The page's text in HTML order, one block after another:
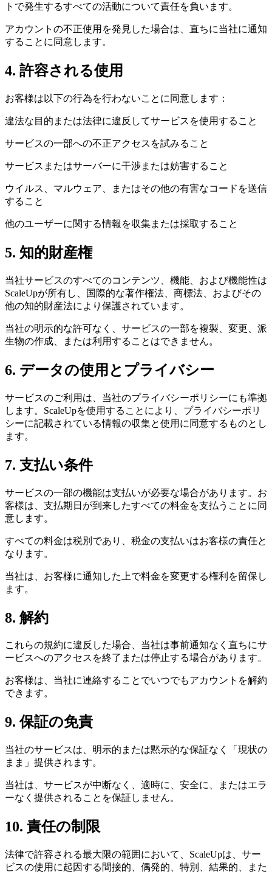
トで発生するすべての活動について責任を負います。
アカウントの不正使用を発見した場合は、直ちに当社に通知
することに同意します。
4. 許容される使用
お客様は以下の行為を行わないことに同意します：
違法な目的または法律に違反してサービスを使用すること
サービスの一部への不正アクセスを試みること
サービスまたはサーバーに干渉または妨害すること
ウイルス、マルウェア、またはその他の有害なコードを送信
すること
他のユーザーに関する情報を収集または採取すること
5. 知的財産権
当社サービスのすべてのコンテンツ、機能、および機能性は
ScaleUpが所有し、国際的な著作権法、商標法、およびその
他の知的財産法により保護されています。
当社の明示的な許可なく、サービスの一部を複製、変更、派
生物の作成、または利用することはできません。
6. データの使用とプライバシー
サービスのご利用は、当社のプライバシーポリシーにも準拠
します。ScaleUpを使用することにより、プライバシーポリ
シーに記載されている情報の収集と使用に同意するものとし
ます。
7. 支払い条件
サービスの一部の機能は支払いが必要な場合があります。お
客様は、支払期日が到来したすべての料金を支払うことに同
意します。
すべての料金は税別であり、税金の支払いはお客様の責任と
なります。
当社は、お客様に通知した上で料金を変更する権利を留保し
ます。
8. 解約
これらの規約に違反した場合、当社は事前通知なく直ちにサ
ービスへのアクセスを終了または停止する場合があります。
お客様は、当社に連絡することでいつでもアカウントを解約
できます。
9. 保証の免責
当社のサービスは、明示的または黙示的な保証なく「現状の
まま」提供されます。
当社は、サービスが中断なく、適時に、安全に、またはエラ
ーなく提供されることを保証しません。
10. 責任の制限
法律で許容される最大限の範囲において、ScaleUpは、サー
ビスの使用に起因する間接的、偶発的、特別、結果的、また